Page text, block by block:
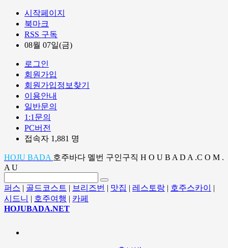
시작페이지
북마크
RSS 구독
08월 07일(금)
로그인
회원가입
회원가입정보찾기
이용안내
일반문의
1:1문의
PC버전
접속자 1,881 명
HOJU BADA 호주바다 멜번 구인구직 H O U B A D A .C O M .
A U
퍼스 | 골드코스트 | 브리즈번 | 맛집 | 레스토랑 | 호주스카이
|
시드니 | 호주여행 | 카페
HOJUBADA.NET